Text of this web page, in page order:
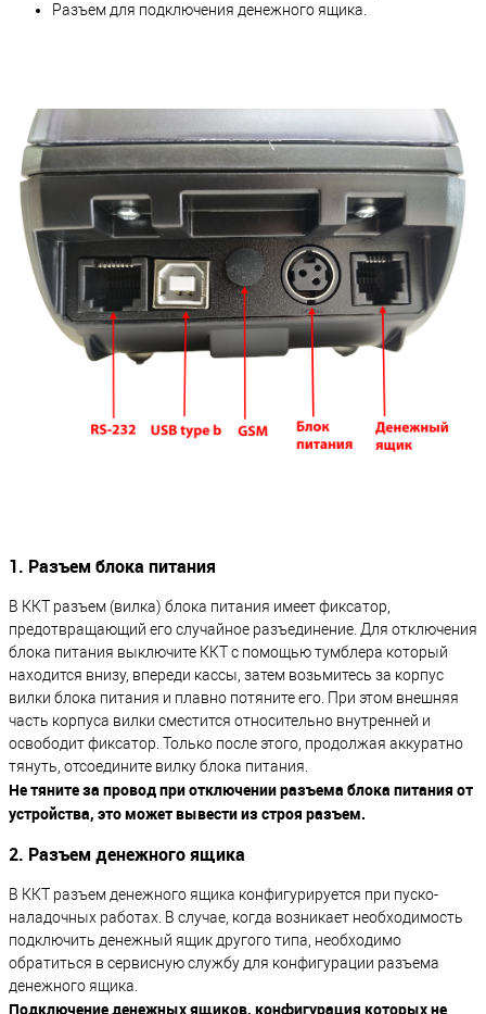
Разъем для подключения денежного ящика.
1. Разъем блока питания
В ККТ разъем (вилка) блока питания имеет фиксатор,
предотвращающий его случайное разъединение. Для отключения
блока питания выключите ККТ с помощью тумблера который
находится внизу, впереди кассы, затем возьмитесь за корпус
вилки блока питания и плавно потяните его. При этом внешняя
часть корпуса вилки сместится относительно внутренней и
освободит фиксатор. Только после этого, продолжая аккуратно
тянуть, отсоедините вилку блока питания.
Не тяните за провод при отключении разъема блока питания от
устройства, это может вывести из строя разъем.
2. Разъем денежного ящика
В ККТ разъем денежного ящика конфигурируется при пуско-
наладочных работах. В случае, когда возникает необходимость
подключить денежный ящик другого типа, необходимо
обратиться в сервисную службу для конфигурации разъема
денежного ящика.
Подключение денежных ящиков, конфигурация которых не